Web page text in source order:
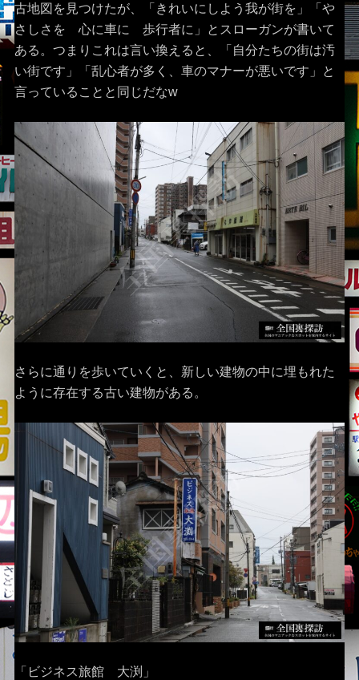
古地図を見つけたが、「きれいにしよう我が街を」「や
さしさを 心に車に 歩行者に」とスローガンが書いて
ある。つまりこれは言い換えると、「自分たちの街は汚
い街です」「乱心者が多く、車のマナーが悪いです」と
言っていることと同じだなw
さらに通りを歩いていくと、新しい建物の中に埋もれた
ように存在する古い建物がある。
「ビジネス旅館 大渕」